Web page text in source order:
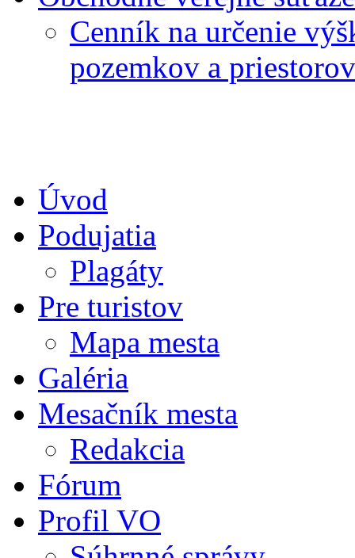
Cenník na určenie
pozemkov a priestorov
Úvod
Podujatia
Plagáty
Pre turistov
Mapa mesta
Galéria
Mesačník mesta
Redakcia
Fórum
Profil VO